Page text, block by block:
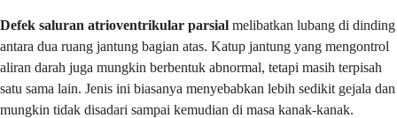
Defek saluran atrioventrikular parsial melibatkan lubang di dinding
antara dua ruang jantung bagian atas. Katup jantung yang mengontrol
aliran darah juga mungkin berbentuk abnormal, tetapi masih terpisah
satu sama lain. Jenis ini biasanya menyebabkan lebih sedikit gejala dan
mungkin tidak disadari sampai kemudian di masa kanak-kanak.